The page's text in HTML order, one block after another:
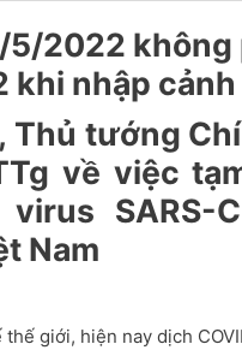
5/2022 không
khi nhập
Thủ tướng
về việc
SARS-
Nam
giới, hiện nay dịch